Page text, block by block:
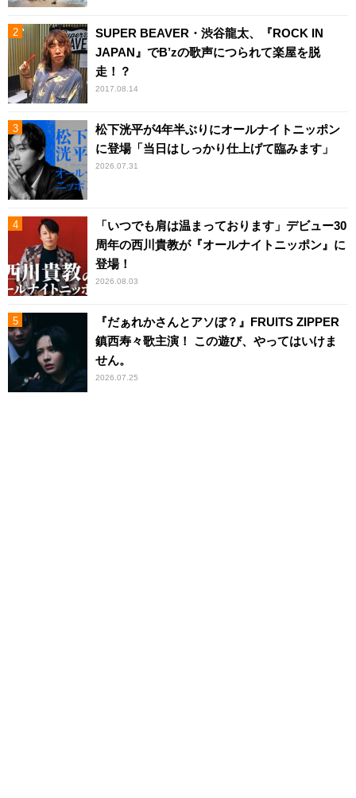
SUPER BEAVER・渋谷龍太、『ROCK IN
JAPAN』でB’zの歌声につられて楽屋を脱
走！？
2017.08.14
松下洸平が4年半ぶりにオールナイトニッポン
に登場「当日はしっかり仕上げて臨みます」
2026.07.31
「いつでも肩は温まっております」デビュー30
周年の西川貴教が『オールナイトニッポン』に
登場！
2026.08.03
『だぁれかさんとアソぼ？』FRUITS ZIPPER
鎮西寿々歌主演！ この遊び、やってはいけま
せん。
2026.07.25